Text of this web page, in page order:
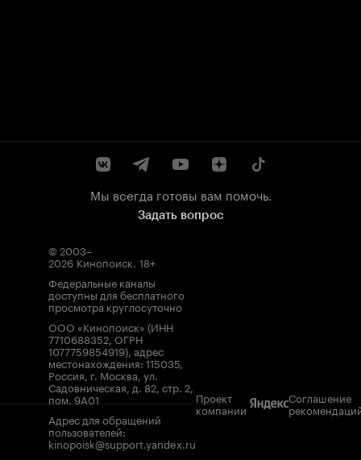
Мы всегда готовы вам помочь.
Задать вопрос
© 2003–
2026 Кинопоиск. 18+
Федеральные каналы
доступны для бесплатного
просмотра круглосуточно
ООО «Кинопоиск» (ИНН
7710688352, ОГРН
1077759854919), адрес
местонахождения: 115035,
Россия, г. Москва, ул.
Садовническая, д. 82, стр. 2,
пом. 9А01
Адрес для обращений
пользователей:
kinopoisk@support.yandex.ru
Проект
компании
Соглашение